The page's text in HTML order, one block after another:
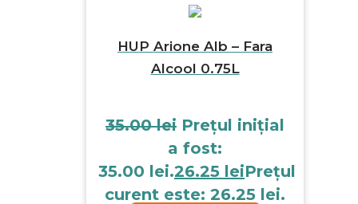
HUP Arione Alb – Fara
Alcool 0.75L
35.00lei Prețul inițial
a fost:
35.00 lei.26.25 leiPrețul
curent este: 26.25 lei.